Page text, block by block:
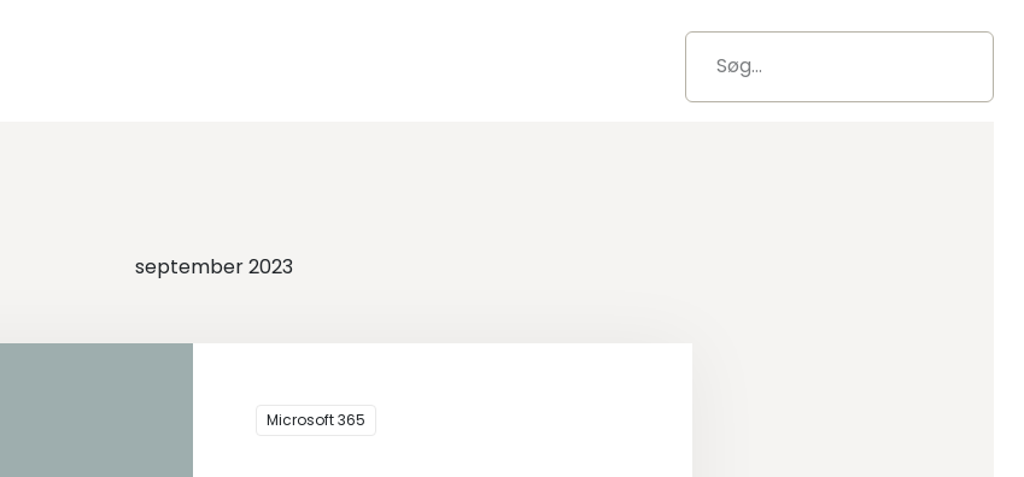
september 2023
Microsoft 365